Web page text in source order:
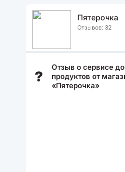
Пятерочка
Отзывов: 32
?
Отзыв о сервисе
продуктов от
«Пятерочка»